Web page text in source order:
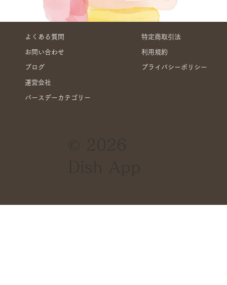
よくある質問
お問い合わせ
ブログ
運営会社
バースデーカテゴリー
特定商取引法
利用規約
プライバシーポリシー
© 2026
Dish App